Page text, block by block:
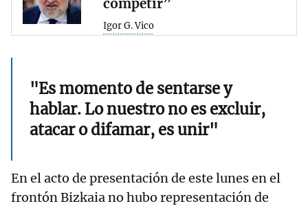
competir”
Igor G. Vico
"Es momento de sentarse y
hablar. Lo nuestro no es excluir,
atacar o difamar, es unir"
En el acto de presentación de este lunes en el
frontón Bizkaia no hubo representación de